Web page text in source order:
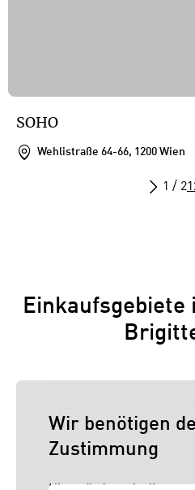
SOHO
Wehlistraße 64-66, 1200 Wien
1 / 21
Einkaufsgebiete
Wir benötigen
Zustimmung